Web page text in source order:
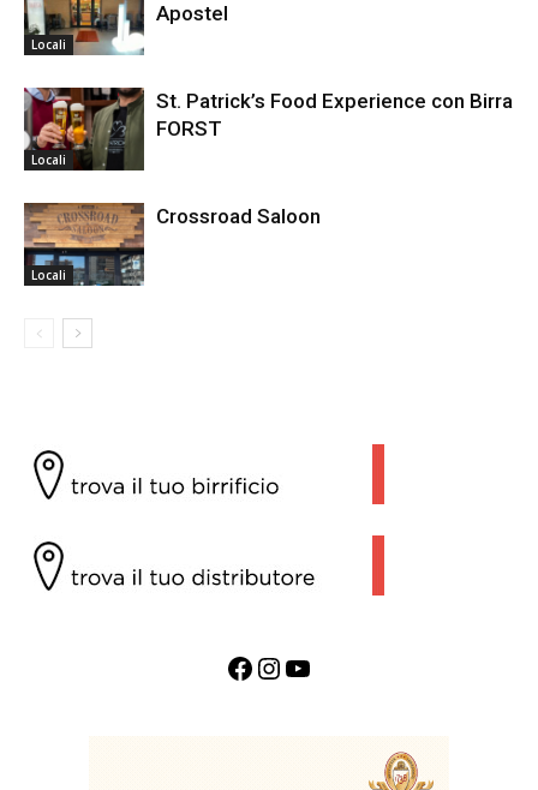
Locali
Apostel
Locali
St. Patrick’s Food Experience con Birra
FORST
Locali
Crossroad Saloon
Facebook InstagramYouTube